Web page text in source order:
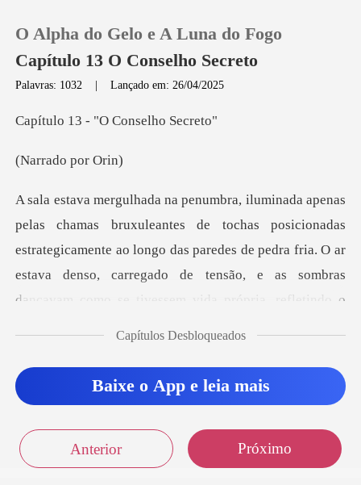
Loja
Sair
O Alpha do Gelo e A Luna do Fogo
Capítulo 13 O Conselho Secreto
Palavras: 1032 |Lançado em: 26/04/2025
- "O Conse
do por
nadas
estrategicamente ao longo das paredes de pedra fria. O ar
estava denso, carregado de tensão,
Capítulos Desbloqueados
Baixe o App e leia mais
Anterior Próximo